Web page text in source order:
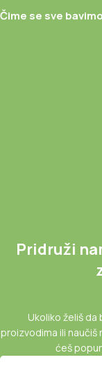
Čime se sve bavimo
Pridruži
Ukoliko želiš
proizvodima ili naučiš
ćeš